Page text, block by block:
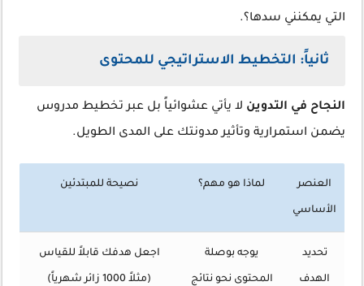
التي يمكنني سدها؟.
ثانياً: التخطيط الاستراتيجي للمحتوى
النجاح في التدوين لا يأتي عشوائياً بل عبر تخطيط مدروس
يضمن استمرارية وتأثير مدونتك على المدى الطويل.
العنصر
الأساسي
لماذا هو مهم؟ نصيحة للمبتدئين
تحديد
الهدف
يوجه بوصلة
المحتوى نحو نتائج
اجعل هدفك قابلاً للقياس
(مثلاً 1000 زائر شهرياً)